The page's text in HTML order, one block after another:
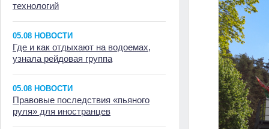
технологий
05.08 НОВОСТИ
Где и как отдыхают на водоемах,
узнала рейдовая группа
05.08 НОВОСТИ
Правовые последствия «пьяного
руля» для иностранцев